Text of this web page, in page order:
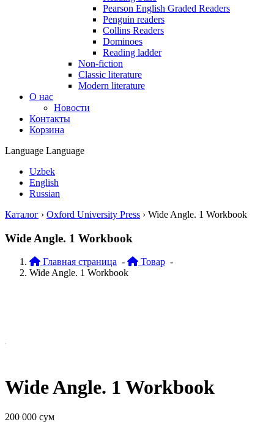
Pearson English Graded Readers
Penguin readers
Collins Readers
Dominoes
Reading ladder
Non-fiction
Classic literature
Modern literature
О нас
Новости
Контакты
Корзина
Language Language
Uzbek
English
Russian
Каталог › Oxford University Press › Wide Angle. 1 Workbook
Wide Angle. 1 Workbook
Главная страница - Товар -
Wide Angle. 1 Workbook
Wide Angle. 1 Workbook
200 000 сум